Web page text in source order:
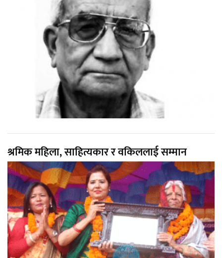
श्रमिक महिला, साहित्यकार र वकिललाई सम्मान